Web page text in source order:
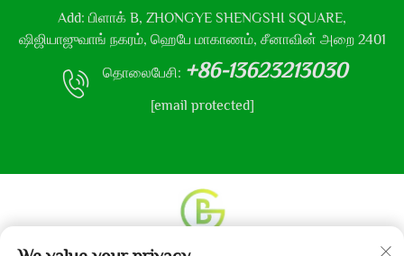
Add: பிளாக் B, ZHONGYE SHENGSHI SQUARE,
ஷிஜியாஜுவாங் நகரம், ஹெபே மாகாணம், சீனாவின் அறை 2401
தொலைபேசி: +86-13623213030
[email protected]